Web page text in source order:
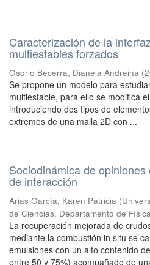
Caracterización de la
multiestables forzados
Osorio Becerra, Dianela Andreina (
Se propone un modelo para
multiestable, para ello se modifica
introduciendo dos tipos de
extremos de una malla 2D con ...
Sociodinámica de
de interacción
Arias García, Karen Patricia (
de Ciencias, Departamento de
La recuperación mejorada de
mediante la combustión in situ se
emulsiones con un alto contenido
entre 50 y 75%) acompañado de